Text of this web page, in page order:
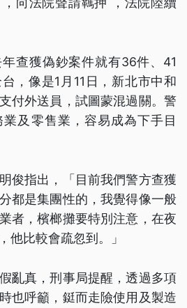
查獲偽鈔案件就有36件、41
，像是1月11日，新北市中和
付外送員，試圖蒙混過關。警
及零售業，容易成為下手目
俊指出，「目前我們警方查獲
都是集團性的，我覺得像一般
者，檳榔攤要特別注意，在夜
他比較會疏忽到。」
亂真，刑事局提醒，透過多項
也呼籲，鋌而走險使用及製造